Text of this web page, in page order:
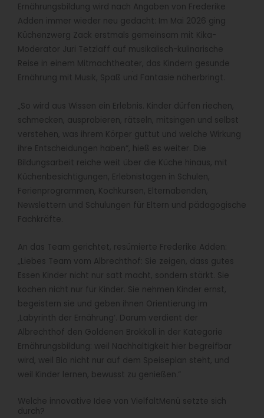
Ernährungsbildung wird nach Angaben von Frederike
Adden immer wieder neu gedacht: Im Mai 2026 ging
Küchenzwerg Zack erstmals gemeinsam mit Kika-
Moderator Juri Tetzlaff auf musikalisch-kulinarische
Reise in einem Mitmachtheater, das Kindern gesunde
Ernährung mit Musik, Spaß und Fantasie näherbringt.
„So wird aus Wissen ein Erlebnis. Kinder dürfen riechen,
schmecken, ausprobieren, rätseln, mitsingen und selbst
verstehen, was ihrem Körper guttut und welche Wirkung
ihre Entscheidungen haben“, hieß es weiter. Die
Bildungsarbeit reiche weit über die Küche hinaus, mit
Küchenbesichtigungen, Erlebnistagen in Schulen,
Ferienprogrammen, Kochkursen, Elternabenden,
Newslettern und Schulungen für Eltern und pädagogische
Fachkräfte.
An das Team gerichtet, resümierte Frederike Adden:
„Liebes Team vom Albrechthof: Sie zeigen, dass gutes
Essen Kinder nicht nur satt macht, sondern stärkt. Sie
kochen nicht nur für Kinder. Sie nehmen Kinder ernst,
begeistern sie und geben ihnen Orientierung im
‚Labyrinth der Ernährung‘. Darum verdient der
Albrechthof den Goldenen Brokkoli in der Kategorie
Ernährungsbildung: weil Nachhaltigkeit hier begreifbar
wird, weil Bio nicht nur auf dem Speiseplan steht, und
weil Kinder lernen, bewusst zu genießen.“
Welche innovative Idee von VielfaltMenü setzte sich
durch?